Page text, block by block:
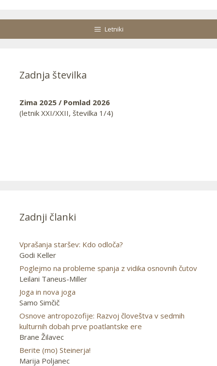
Letniki
Zadnja številka
Zima 2025 / Pomlad 2026
(letnik XXI/XXII, številka 1/4)
Zadnji članki
Vprašanja staršev: Kdo odloča?
Godi Keller
Poglejmo na probleme spanja z vidika osnovnih čutov
Leilani Taneus-Miller
Joga in nova joga
Samo Simčič
Osnove antropozofije: Razvoj človeštva v sedmih
kulturnih dobah prve poatlantske ere
Brane Žilavec
Berite (mo) Steinerja!
Marija Poljanec